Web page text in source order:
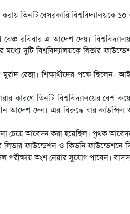
তিনটি বেসরকারি বিশ্ববিদ্যালয়কে
রবিবার এ আদেশ দেয়।
মধ্যে দুটি বিশ্ববিদ্যালয়কে লিভার
রেজা। শিক্ষার্থীদের পক্ষে ছিলেন-
কারণে তিনটি বিশ্ববিদ্যালয়ের বেশ
আদেশ দেন। এর বিরুদ্ধে বার
চেয়ে আবেদন করা হয়েছিল। পৃথক
ফাউন্ডেশন ও কিডনি ফাউন্ডেশনে
পরীক্ষায় অংশ নেয়ার সুযোগ পাবেন। বাসস